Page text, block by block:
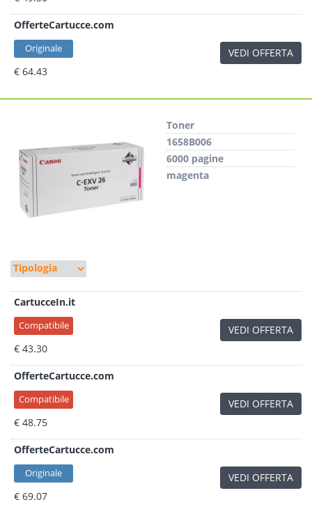
OfferteCartucce.com
Originale
€ 64.43
VEDI OFFERTA
Toner
1658B006
6000 pagine
magenta
CartucceIn.it
Compatibile
€ 43.30
VEDI OFFERTA
OfferteCartucce.com
Compatibile
€ 48.75
VEDI OFFERTA
OfferteCartucce.com
Originale
€ 69.07
VEDI OFFERTA